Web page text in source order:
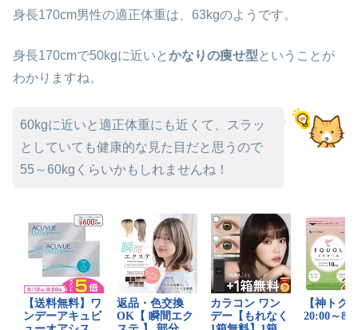
身長170cm男性の適正体重は、63kgのようです。
身長170cmで50kgに近いとかなりの痩せ型 ということが
わかりますね。
60kgに近いと適正体重にも近くて、スラッ
としていても健康的な見た目だと思うので
55～60kgくらいかもしれませんね！